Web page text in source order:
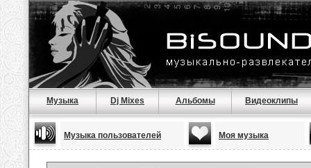
Музыка Dj Mixes Альбомы Видеоклипы
Музыка пользователей Моя музыка